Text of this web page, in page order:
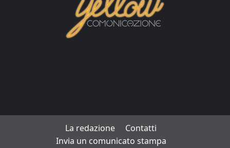
La redazione
Contatti
Invia un comunicato stampa